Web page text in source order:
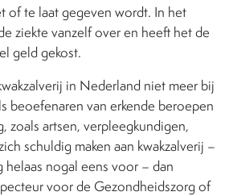
of te laat gegeven wordt. In het
ziekte vanzelf over en heeft het de
geld gekost.
in Nederland niet meer bij
beoefenaren van erkende beroepen
zoals artsen, verpleegkundigen,
schuldig maken aan kwakzalverij –
nogal eens voor – dan
voor de Gezondheidszorg of